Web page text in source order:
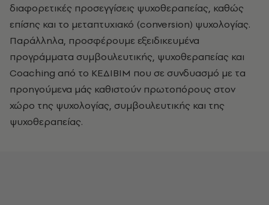
διαφορετικές προσεγγίσεις ψυχοθεραπείας, καθώς
επίσης και το μεταπτυχιακό (conversion) ψυχολογίας.
Παράλληλα, προσφέρουμε εξειδικευμένα
προγράμματα συμβουλευτικής, ψυχοθεραπείας και
Coaching από το ΚΕΔΙΒΙΜ που σε συνδυασμό με τα
προηγούμενα μάς καθιστούν πρωτοπόρους στον
χώρο της ψυχολογίας, συμβουλευτικής και της
ψυχοθεραπείας.